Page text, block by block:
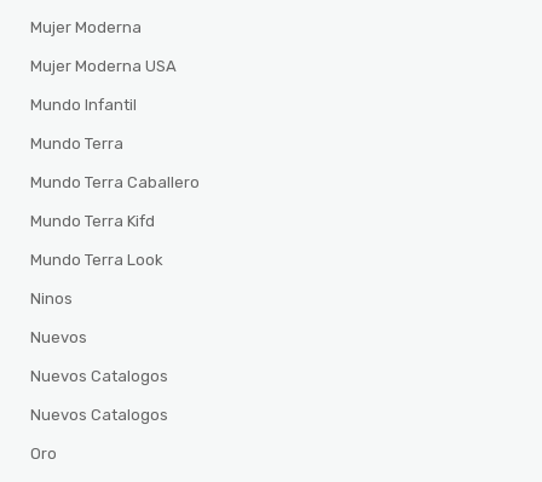
Mujer Moderna
Mujer Moderna USA
Mundo Infantil
Mundo Terra
Mundo Terra Caballero
Mundo Terra Kifd
Mundo Terra Look
Ninos
Nuevos
Nuevos Catalogos
Nuevos Catalogos
Oro